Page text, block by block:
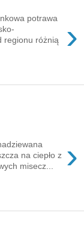
›
potrawa
regionu różnią
›
na ciepło z
misecz...